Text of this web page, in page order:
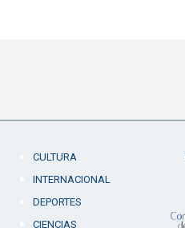
CULTURA
INTERNACIONAL
DEPORTES
CIENCIAS